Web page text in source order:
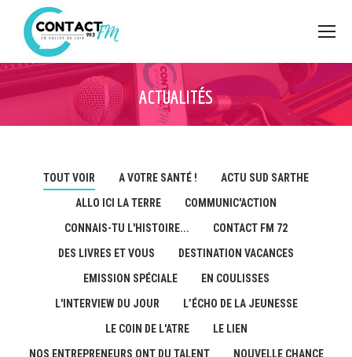
ACTUALITÉS
TOUT VOIR A VOTRE SANTÉ !
ACTU SUD SARTHE
ALLO ICI LA TERRE
COMMUNIC'ACTION
CONNAIS-TU L'HISTOIRE...
CONTACT FM 72
DES LIVRES ET VOUS
DESTINATION VACANCES
EMISSION SPÉCIALE
EN COULISSES
L'INTERVIEW DU JOUR
L’ÉCHO DE LA JEUNESSE
LE COIN DE L'ATRE
LE LIEN
NOS ENTREPRENEURS ONT DU TALENT
NOUVELLE CHANCE